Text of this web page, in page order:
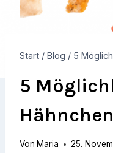
Start / Blog / 5
5
Von Maria 25.